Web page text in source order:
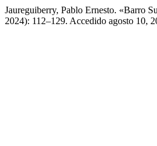
Jaureguiberry, Pablo Ernesto. «Barro
2024): 112–129. Accedido agosto 10,